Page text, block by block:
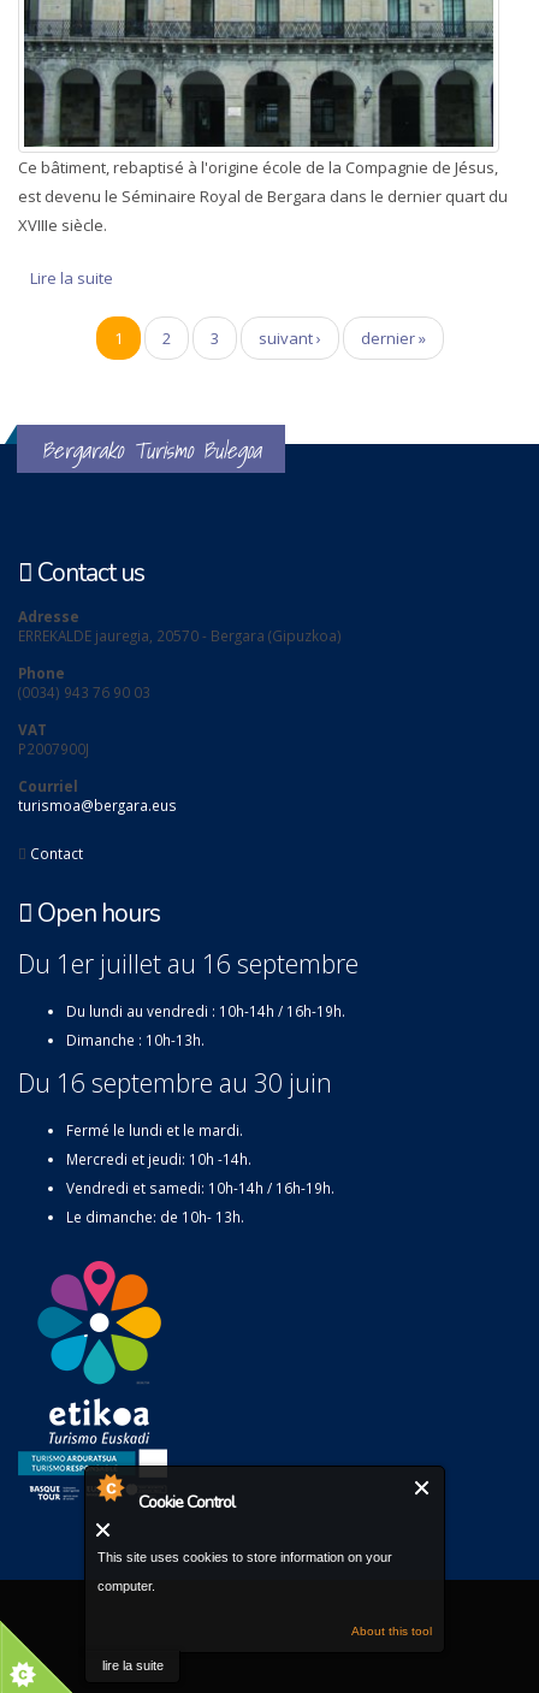
Cookie Control
This site uses cookies to store information on your
computer.
About this tool
lire la suite
Ce bâtiment, rebaptisé à l'origine école de la Compagnie de Jésus,
est devenu le Séminaire Royal de Bergara dans le dernier quart du
XVIIIe siècle.
Lire la suite
1 2 3 suivant › dernier »
Bergarako Turismo Bulegoa
Contact us
Adresse
ERREKALDE jauregia, 20570 - Bergara (Gipuzkoa)
Phone
(0034) 943 76 90 03
VAT
P2007900J
Courriel
turismoa@bergara.eus
Contact
Open hours
Du 1er juillet au 16 septembre
Du lundi au vendredi : 10h-14h / 16h-19h.
Dimanche : 10h-13h.
Du 16 septembre au 30 juin
Fermé le lundi et le mardi.
Mercredi et jeudi: 10h -14h.
Vendredi et samedi: 10h-14h / 16h-19h.
Le dimanche: de 10h- 13h.